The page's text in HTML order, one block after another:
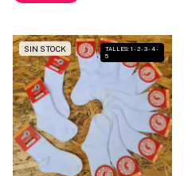
SIN STOCK
TALLES: 1 - 2 - 3 - 4 -
5